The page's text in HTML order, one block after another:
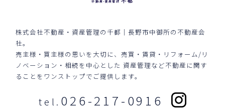
株式会社不動産・資産管理の千都｜長野市中御所の不動産会
社。
売主様・買主様の思いを大切に、売買・賃貸・リフォーム/リ
ノベーション・相続を中心とした 資産管理など不動産に関す
ることをワンストップでご提供します。
tel. 026-217-0916